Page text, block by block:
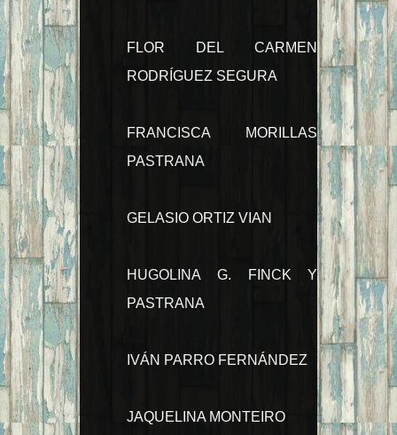
FLOR DEL CARMEN
RODRÍGUEZ SEGURA
FRANCISCA MORILLAS
PASTRANA
GELASIO ORTIZ VIAN
HUGOLINA G. FINCK Y
PASTRANA
IVÁN PARRO FERNÁNDEZ
JAQUELINA MONTEIRO